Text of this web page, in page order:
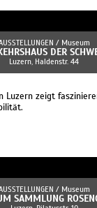
/ Museum
DER
Luzern, Haldenstr. 44
Luzern zeigt
/ Museum
SAMMLUNG